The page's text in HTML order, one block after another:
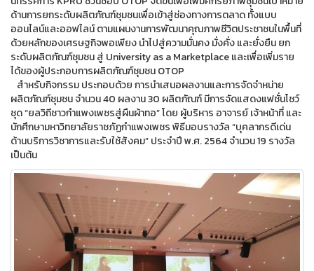
ด้านการยกระดับผลิตภัณฑ์ชุมชนเพื่อเข้าสู่ช่องทางการตลาด ทั้งแบบ
ออนไลน์และออฟไลน์ ตามแผนงานการพัฒนาคุณภาพชีวิตประชาชนในพื้นที่
ด้วยหลักของเศรษฐกิจพอเพียง นำไปสู่ความมั่นคง มั่งคั่ง และยั่งยืน ยก
ระดับผลิตภัณฑ์ชุมชน สู่ University as a Marketplace และเพื่อเพิ่มราย
ได้ของผู้ประกอบการผลิตภัณฑ์ชุมชน OTOP
สำหรับกิจกรรม ประกอบด้วย การนำเสนอผลงานและการจัดจำหน่าย
ผลิตภัณฑ์ชุมชน จำนวน 40 ผลงาน 30 ผลิตภัณฑ์ มีการจัดแสดงแฟชั่นโชว์
ชุด “ยลวิถีชาวกำแพงเพชรสู่ผืนผ้าทอ” โดย ผู้บริหาร อาจารย์ เจ้าหน้าที่ และ
นักศึกษามหาวิทยาลัยราชภัฏกำแพงเพชร พิธีมอบรางวัล “บุคลากรดีเด่น
ด้านบริการวิชาการและรับใช้สังคม” ประจำปี พ.ศ. 2564 จำนวน 19 รางวัล
เป็นต้น